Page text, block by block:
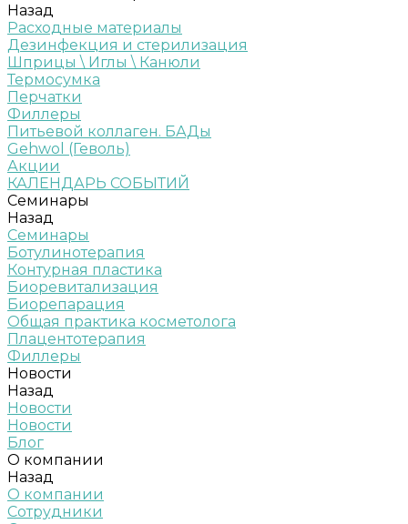
Назад
Расходные материалы
Дезинфекция и стерилизация
Шприцы \ Иглы \ Канюли
Термосумка
Перчатки
Филлеры
Питьевой коллаген. БАДы
Gehwol (Геволь)
Акции
КАЛЕНДАРЬ СОБЫТИЙ
Семинары
Назад
Семинары
Ботулинотерапия
Контурная пластика
Биоревитализация
Биорепарация
Общая практика косметолога
Плацентотерапия
Филлеры
Новости
Назад
Новости
Новости
Блог
О компании
Назад
О компании
Сотрудники